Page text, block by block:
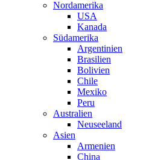
Nordamerika
USA
Kanada
Südamerika
Argentinien
Brasilien
Bolivien
Chile
Mexiko
Peru
Australien
Neuseeland
Asien
Armenien
China